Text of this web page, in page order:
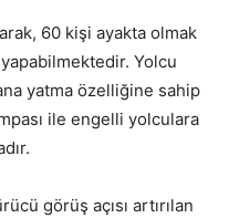
60 kişi ayakta olmak
Yolcu
yatma özelliğine sahip
ile engelli yolculara
görüş açısı artırılan